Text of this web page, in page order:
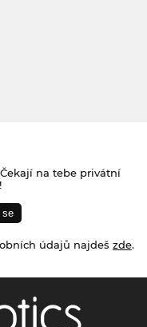
na tebe privátní
údajů najdeš zde.